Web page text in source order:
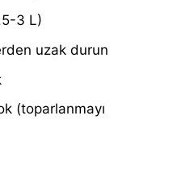
3 L)
uzak durun
(toparlanmayı